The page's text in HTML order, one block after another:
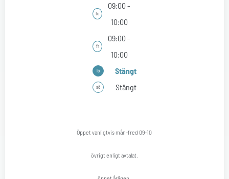
to
09:00 -
10:00
fr
09:00 -
10:00
lö Stängt
sö Stängt
Öppet vanligtvis mån-fred 09-10
övrigt enligt avtalat.